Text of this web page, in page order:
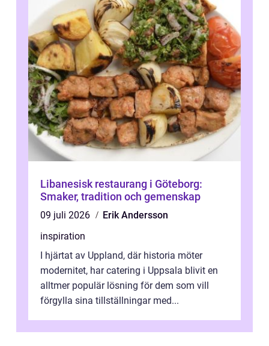
Libanesisk restaurang i Göteborg:
Smaker, tradition och gemenskap
09 juli 2026
Erik Andersson
inspiration
I hjärtat av Uppland, där historia möter
modernitet, har catering i Uppsala blivit en
alltmer populär lösning för dem som vill
förgylla sina tillställningar med...